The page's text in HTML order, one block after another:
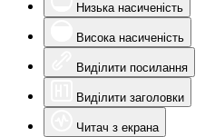
Низька насиченість
Висока насиченість
Виділити посилання
Виділити заголовки
Читач з екрана